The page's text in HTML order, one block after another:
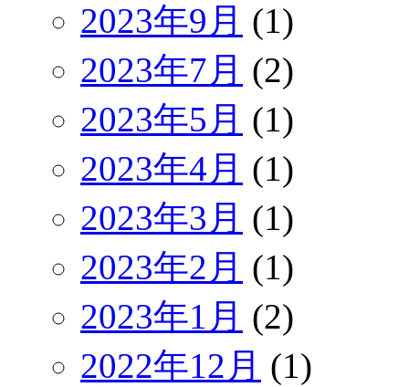
2023年9月 (1)
2023年7月 (2)
2023年5月 (1)
2023年4月 (1)
2023年3月 (1)
2023年2月 (1)
2023年1月 (2)
2022年12月 (1)